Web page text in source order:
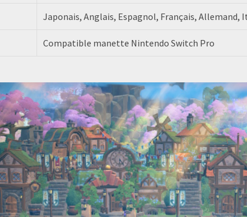
Japonais, Anglais, Espagnol, Français, Allemand,
Compatible manette Nintendo Switch Pro